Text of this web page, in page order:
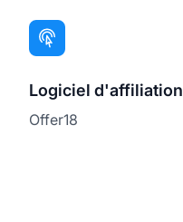
Logiciel d'affiliation
Offer18